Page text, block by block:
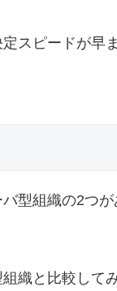
スピードが早
型組織の2つが
織と比較して